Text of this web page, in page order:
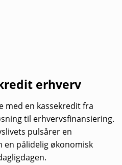
erhverv
med en kassekredit fra
til erhvervsfinansiering.
pulsårer en
en pålidelig økonomisk